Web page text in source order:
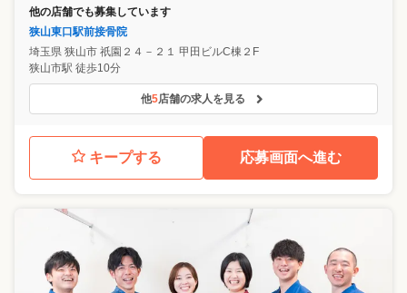
他の店舗でも募集しています
狭山東口駅前接骨院
埼玉県 狭山市 祇園２４－２１ 甲田ビルC棟２F
狭山市駅 徒歩10分
他5店舗の求人を見る
キープする 応募画面へ進む